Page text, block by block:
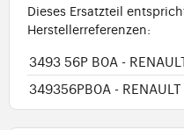
Dieses Ersatzteil
Herstellerreferenzen:
3493 56P B0A -
349356PB0A - RENAULT